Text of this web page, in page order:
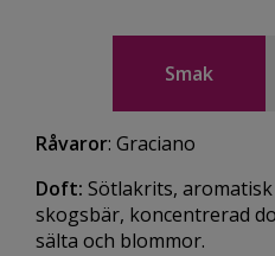
Smak
Råvaror: Graciano
Doft: Sötlakrits,
skogsbär, koncentrerad
sälta och blommor.